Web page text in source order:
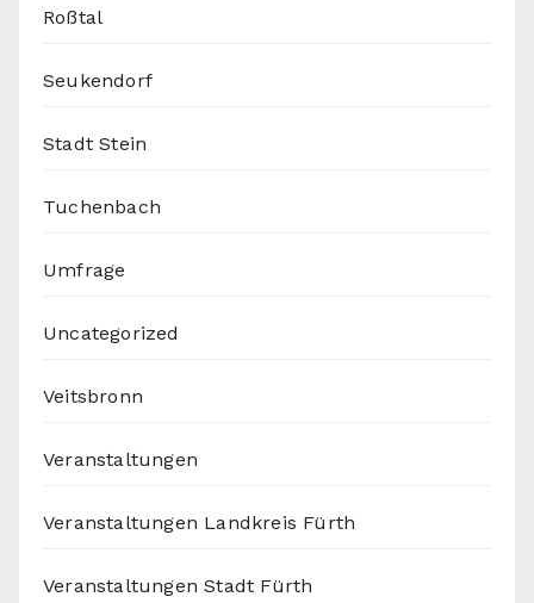
Roßtal
Seukendorf
Stadt Stein
Tuchenbach
Umfrage
Uncategorized
Veitsbronn
Veranstaltungen
Veranstaltungen Landkreis Fürth
Veranstaltungen Stadt Fürth